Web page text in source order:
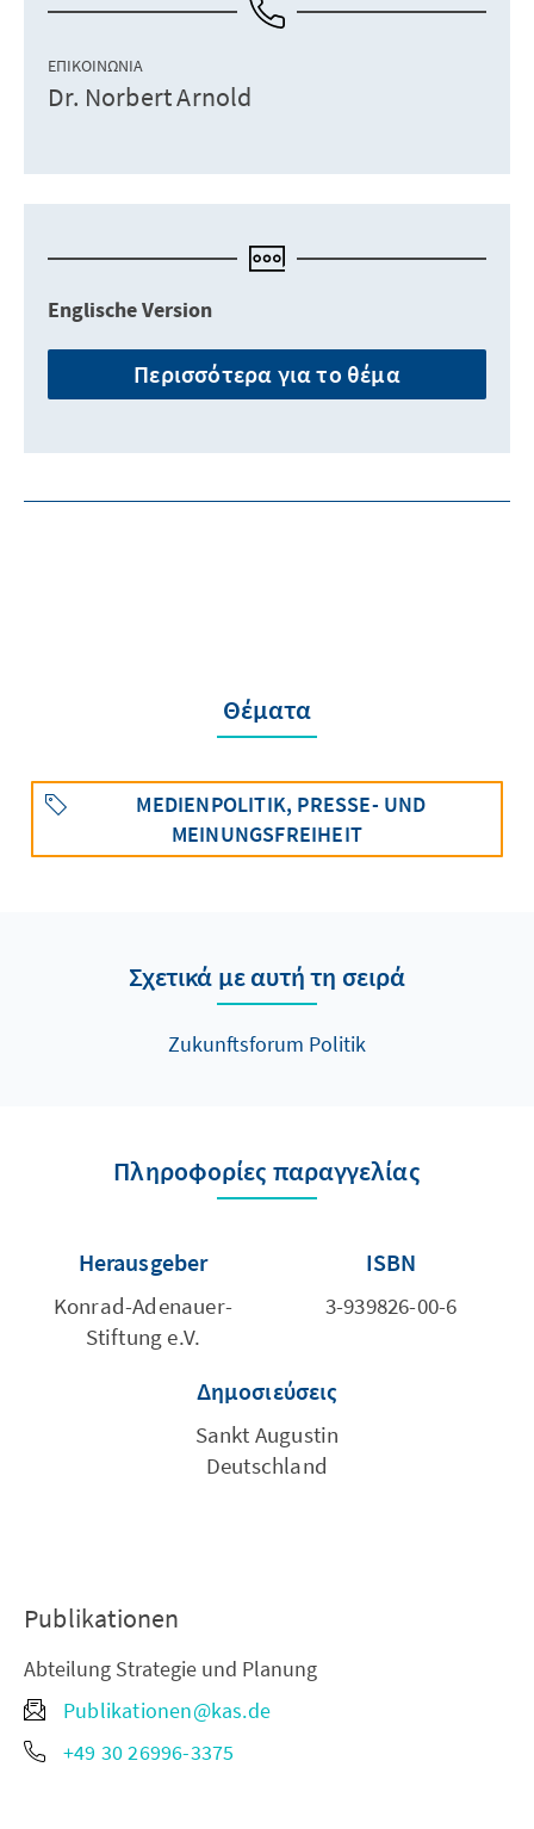
ΕΠΙΚΟΙΝΩΝΊΑ
Dr. Norbert Arnold
Englische Version
Περισσότερα για το θέμα
Θέματα
MEDIENPOLITIK, PRESSE- UND
MEINUNGSFREIHEIT
Σχετικά με αυτή τη σειρά
Zukunftsforum Politik
Πληροφορίες παραγγελίας
Herausgeber
Konrad-Adenauer-
Stiftung e.V.
ISBN
3-939826-00-6
Δημοσιεύσεις
Sankt Augustin
Deutschland
Publikationen
Abteilung Strategie und Planung
Publikationen@kas.de
+49 30 26996-3375